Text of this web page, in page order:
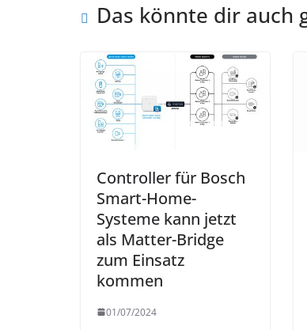
Das könnte dir auch
Controller für Bosch
Smart-Home-
Systeme kann jetzt
als Matter-Bridge
zum Einsatz
kommen
01/07/2024